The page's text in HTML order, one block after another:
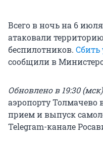
Всего в ночь на 6
атаковали
беспилотников. Сбить
сообщили в
Обновлено в 19:30
аэропорту Толмачево
прием и выпуск
Telegram-канале